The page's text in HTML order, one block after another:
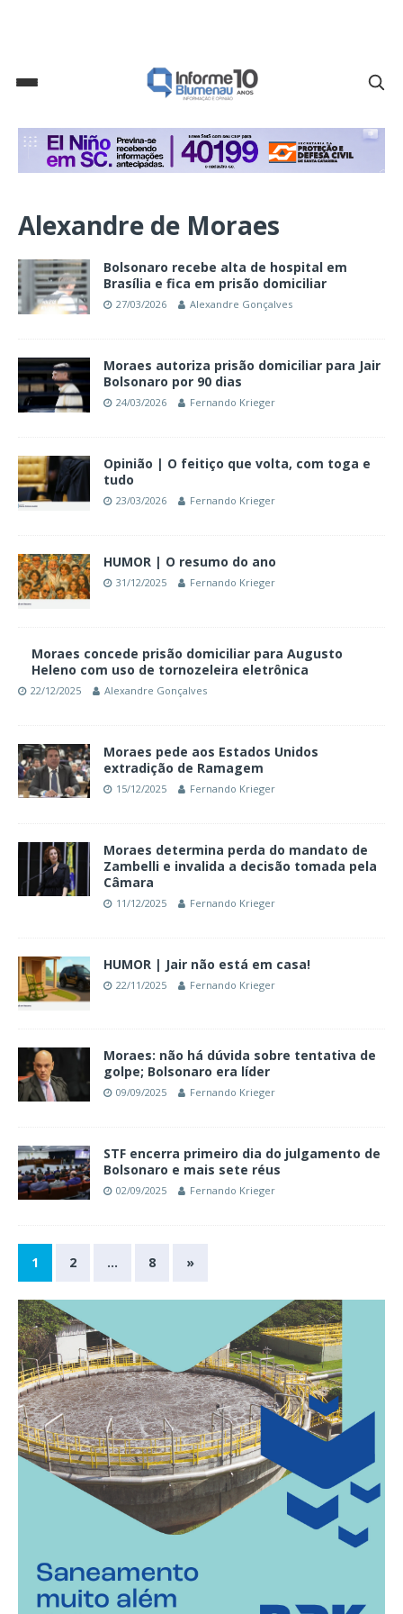
Alexandre de Moraes
Bolsonaro recebe alta de hospital em
Brasília e fica em prisão domiciliar
27/03/2026 Alexandre Gonçalves
Moraes autoriza prisão domiciliar para Jair
Bolsonaro por 90 dias
24/03/2026 Fernando Krieger
Opinião | O feitiço que volta, com toga e
tudo
23/03/2026 Fernando Krieger
HUMOR | O resumo do ano
31/12/2025 Fernando Krieger
Moraes concede prisão domiciliar para Augusto
Heleno com uso de tornozeleira eletrônica
22/12/2025 Alexandre Gonçalves
Moraes pede aos Estados Unidos
extradição de Ramagem
15/12/2025 Fernando Krieger
Moraes determina perda do mandato de
Zambelli e invalida a decisão tomada pela
Câmara
11/12/2025 Fernando Krieger
HUMOR | Jair não está em casa!
22/11/2025 Fernando Krieger
Moraes: não há dúvida sobre tentativa de
golpe; Bolsonaro era líder
09/09/2025 Fernando Krieger
STF encerra primeiro dia do julgamento de
Bolsonaro e mais sete réus
02/09/2025 Fernando Krieger
1 2 … 8 »